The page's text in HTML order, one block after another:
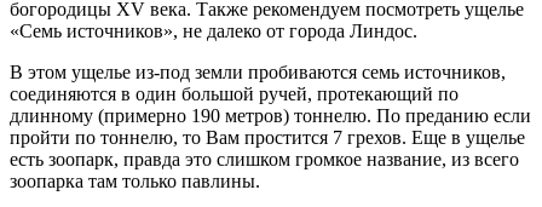
богородицы XV века. Также рекомендуем посмотреть ущелье
«Семь источников», не далеко от города Линдос.
В этом ущелье из-под земли пробиваются семь источников,
соединяются в один большой ручей, протекающий по
длинному (примерно 190 метров) тоннелю. По преданию если
пройти по тоннелю, то Вам простится 7 грехов. Еще в ущелье
есть зоопарк, правда это слишком громкое название, из всего
зоопарка там только павлины.